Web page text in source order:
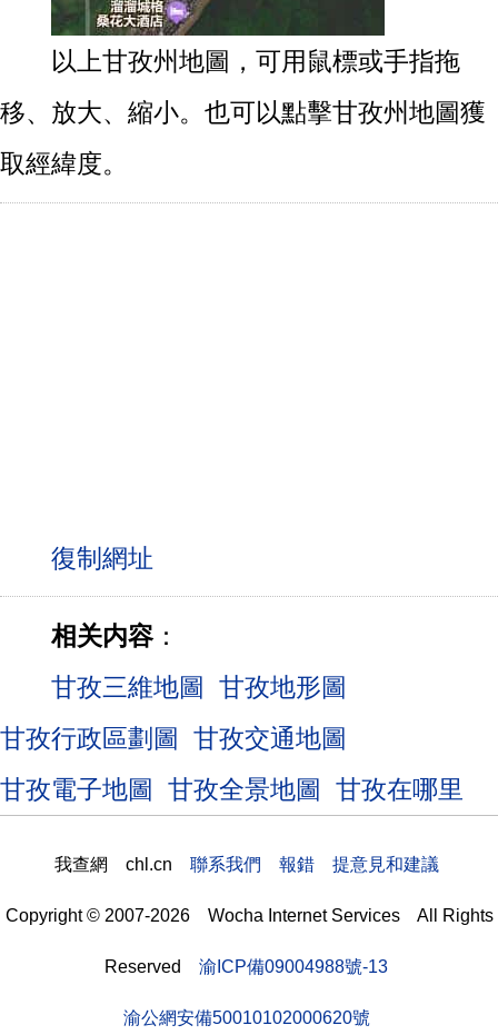
以上甘孜州地圖，可用鼠標或手指拖
移、放大、縮小。也可以點擊甘孜州地圖獲
取經緯度。
相关内容：
甘孜三維地圖 甘孜地形圖
甘孜行政區劃圖 甘孜交通地圖
甘孜電子地圖 甘孜全景地圖 甘孜在哪里
我查網 chl.cn 聯系我們 報錯 提意見和建議
Copyright © 2007-2026 Wocha Internet Services All Rights
Reserved 渝ICP備09004988號-13
渝公網安備50010102000620號